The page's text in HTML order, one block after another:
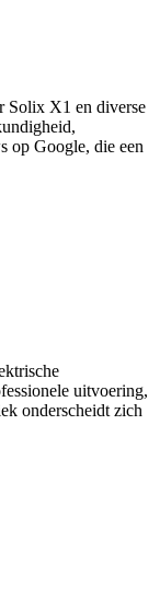
Solix X1 en diverse
op Google, die een
uitvoering,
onderscheidt zich